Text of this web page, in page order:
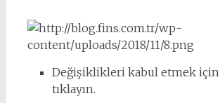
Değişiklikleri kabul etmek için
tıklayın.